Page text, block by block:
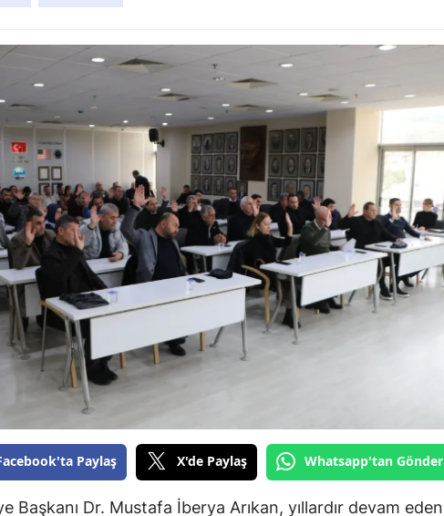
Ardahan
Yalova
Karabük
Kilis
Osmaniye
Paylaş X'de Paylaş Whatsapp'tan Gönder
Başkanı Dr. Mustafa İberya Arıkan, yıllardır devam eden